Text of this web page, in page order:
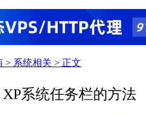
> 系统相关 > 正文
系统任务栏的方法